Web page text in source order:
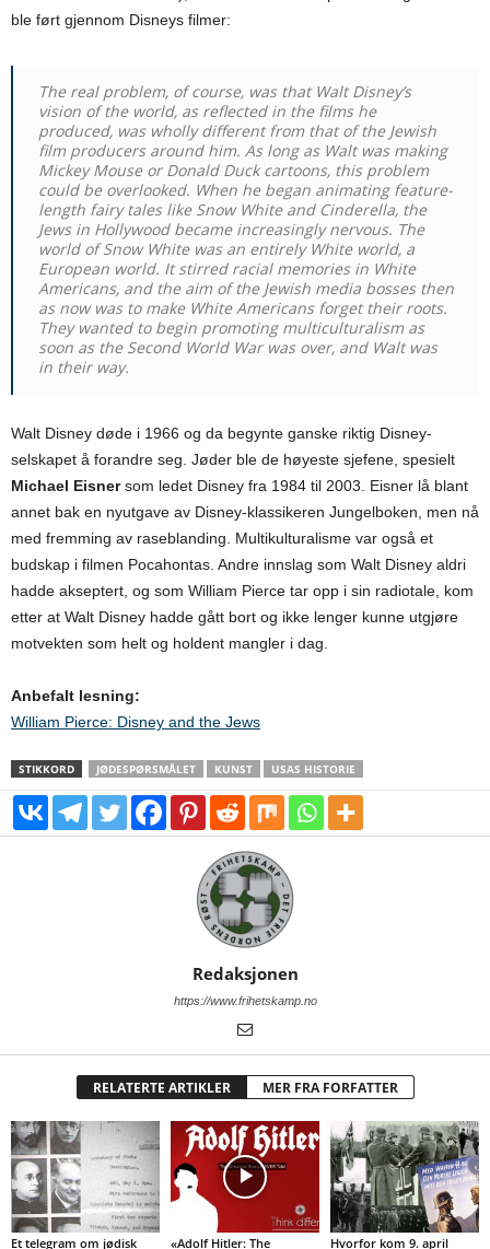
ble ført gjennom Disneys filmer:
The real problem, of course, was that Walt Disney’s
vision of the world, as reflected in the films he
produced, was wholly different from that of the Jewish
film producers around him. As long as Walt was making
Mickey Mouse or Donald Duck cartoons, this problem
could be overlooked. When he began animating feature-
length fairy tales like Snow White and Cinderella, the
Jews in Hollywood became increasingly nervous. The
world of Snow White was an entirely White world, a
European world. It stirred racial memories in White
Americans, and the aim of the Jewish media bosses then
as now was to make White Americans forget their roots.
They wanted to begin promoting multiculturalism as
soon as the Second World War was over, and Walt was
in their way.
Walt Disney døde i 1966 og da begynte ganske riktig Disney-
selskapet å forandre seg. Jøder ble de høyeste sjefene, spesielt
Michael Eisnersom ledet Disney fra 1984 til 2003. Eisner lå blant
annet bak en nyutgave av Disney-klassikeren Jungelboken, men nå
med fremming av raseblanding. Multikulturalisme var også et
budskap i filmen Pocahontas. Andre innslag som Walt Disney aldri
hadde akseptert, og som William Pierce tar opp i sin radiotale, kom
etter at Walt Disney hadde gått bort og ikke lenger kunne utgjøre
motvekten som helt og holdent mangler i dag.
Anbefalt lesning:
William Pierce: Disney and the Jews
STIKKORD JØDESPØRSMÅLET KUNST USAS HISTORIE
Redaksjonen
https://www.frihetskamp.no
RELATERTE ARTIKLER MER FRA FORFATTER
Et telegram om jødisk
«Adolf Hitler: The
Hvorfor kom 9. april